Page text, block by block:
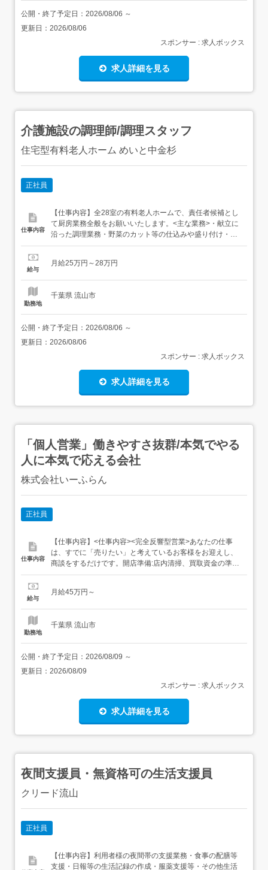
公開・終了予定日： 2026/08/06 ～
更新日： 2026/08/06
スポンサー : 求人ボックス
求人詳細を見る
介護施設の調理師/調理スタッフ
住宅型有料老人ホーム めいと中金杉
正社員
仕事内容
【仕事内容】全28室の有料老人ホームで、責任者候補とし
て厨房業務全般をお願いいたします。<主な業務>・献立に
沿った調理業務・野菜のカット等の仕込みや盛り付け・食
器や調理器具などの洗浄、清掃・発注や帳票類管理等食事
理が好き」「人に喜ばれる仕事がしたい」「資格を活かし
給与
月給25万円～28万円
勤務地
千葉県 流山市
公開・終了予定日： 2026/08/06 ～
更新日： 2026/08/06
スポンサー : 求人ボックス
求人詳細を見る
「個人営業」働きやすさ抜群/本気でやる
人に本気で応える会社
株式会社いーふらん
正社員
仕事内容
【仕事内容】<仕事内容><完全反響型営業>あなたの仕事
は、すでに「売りたい」と考えているお客様をお迎えし、
商談をするだけです。開店準備:店内清掃、買取資金の準備
など接客・査定:1日6～7組ほどのお客様の対応買取・成約:
商品の発送など集客や、商談のアポイント取得は本社が行
給与
月給45万円～
勤務地
千葉県 流山市
公開・終了予定日： 2026/08/09 ～
更新日： 2026/08/09
スポンサー : 求人ボックス
求人詳細を見る
夜間支援員・無資格可の生活支援員
クリード流山
正社員
【仕事内容】利用者様の夜間帯の支援業務・食事の配膳等
支援・日報等の生活記録の作成・服薬支援等・その他生活